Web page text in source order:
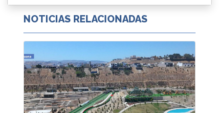
NOTICIAS RELACIONADAS